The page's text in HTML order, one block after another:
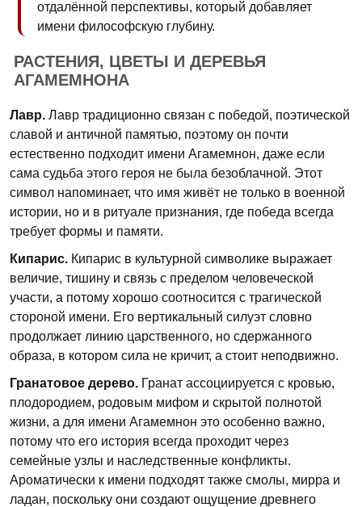
отдалённой перспективы, который добавляет
имени философскую глубину.
РАСТЕНИЯ, ЦВЕТЫ И ДЕРЕВЬЯ
АГАМЕМНОНА
Лавр. Лавр традиционно связан с победой, поэтической
славой и античной памятью, поэтому он почти
естественно подходит имени Агамемнон, даже если
сама судьба этого героя не была безоблачной. Этот
символ напоминает, что имя живёт не только в военной
истории, но и в ритуале признания, где победа всегда
требует формы и памяти.
Кипарис. Кипарис в культурной символике выражает
величие, тишину и связь с пределом человеческой
участи, а потому хорошо соотносится с трагической
стороной имени. Его вертикальный силуэт словно
продолжает линию царственного, но сдержанного
образа, в котором сила не кричит, а стоит неподвижно.
Гранатовое дерево. Гранат ассоциируется с кровью,
плодородием, родовым мифом и скрытой полнотой
жизни, а для имени Агамемнон это особенно важно,
потому что его история всегда проходит через
семейные узлы и наследственные конфликты.
Ароматически к имени подходят также смолы, мирра и
ладан, поскольку они создают ощущение древнего